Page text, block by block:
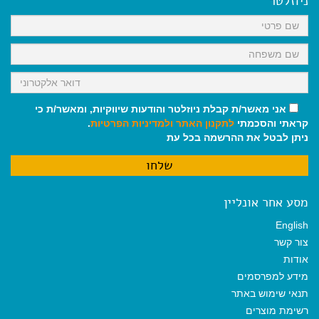
k
p
m
אני מאשר/ת קבלת ניוזלטר והודעות שיווקיות, ומאשר/ת כי
קראתי והסכמתי לתקנון האתר ולמדיניות הפרטיות.
ניתן לבטל את ההרשמה בכל עת
מסע אחר אונליין
English
צור קשר
אודות
מידע למפרסמים
תנאי שימוש באתר
רשימת מוצרים